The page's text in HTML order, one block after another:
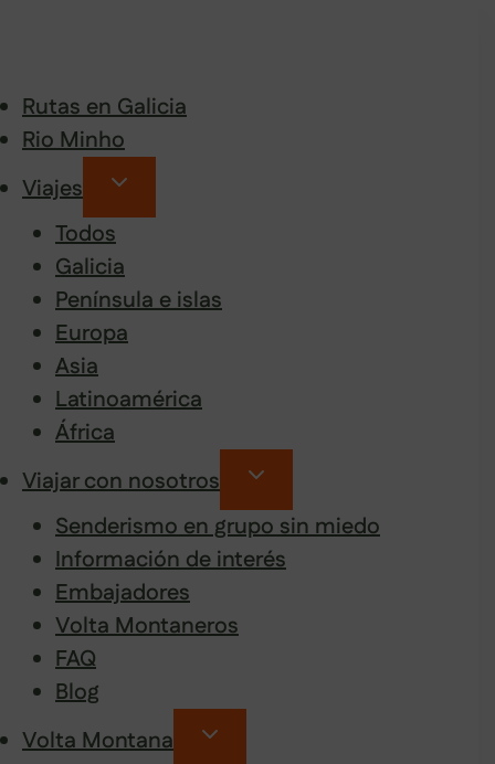
Rutas en Galicia
Rio Minho
Viajes
Todos
Galicia
Península e islas
Europa
Asia
Latinoamérica
África
Viajar con nosotros
Senderismo en grupo sin miedo
Información de interés
Embajadores
Volta Montaneros
FAQ
Blog
Volta Montana